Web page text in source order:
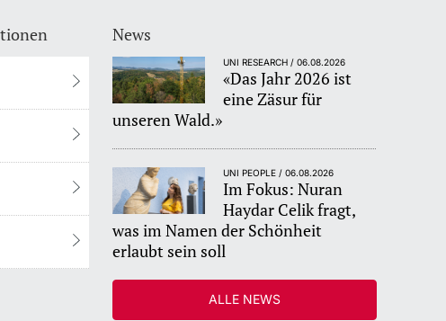
News
UNI RESEARCH / 06.08.2026
«Das Jahr 2026 ist
eine Zäsur für
unseren Wald.»
UNI PEOPLE / 06.08.2026
Im Fokus: Nuran
Haydar Celik fragt,
was im Namen der Schönheit
erlaubt sein soll
ALLE NEWS